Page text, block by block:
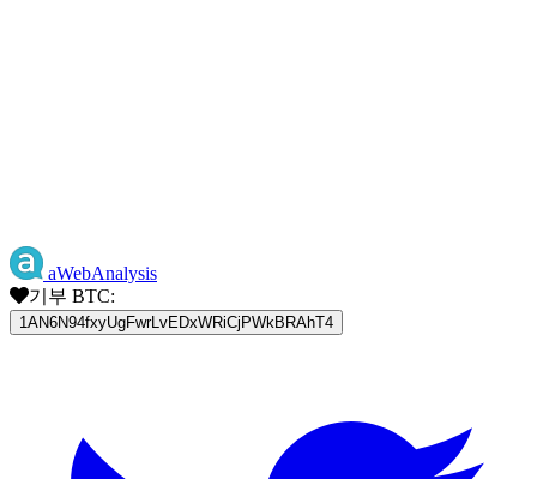
aWebAnalysis
기부 BTC:
1AN6N94fxyUgFwrLvEDxWRiCjPWkBRAhT4